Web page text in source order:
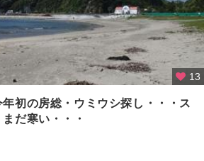
13
初の房総・ウミウシ探し・・・ス
だ寒い・・・